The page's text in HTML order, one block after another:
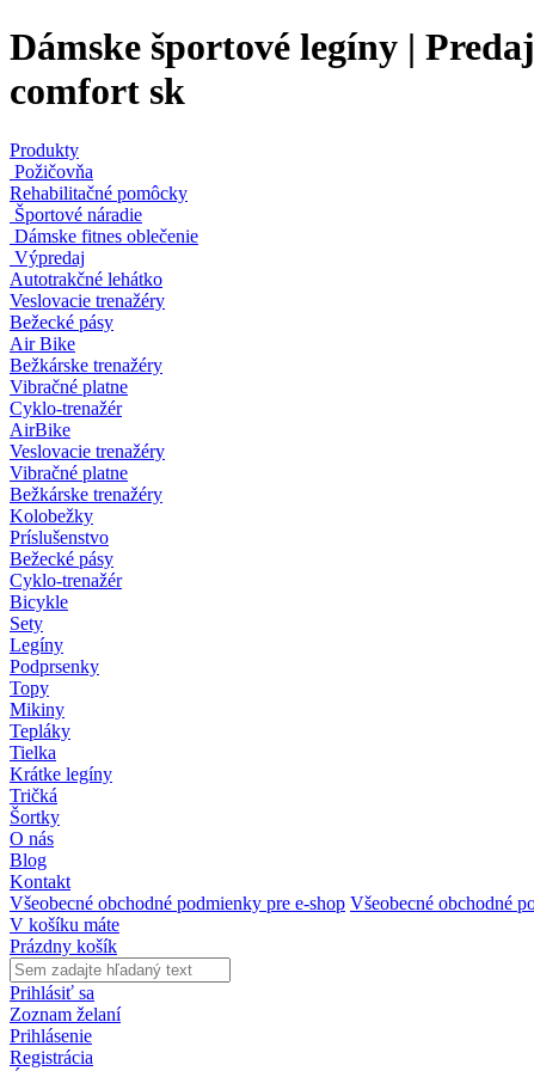
Dámske športové legíny |
comfort sk
Produkty
Požičovňa
Rehabilitačné pomôcky
Športové náradie
Dámske fitnes oblečenie
Výpredaj
Autotrakčné lehátko
Veslovacie trenažéry
Bežecké pásy
Air Bike
Bežkárske trenažéry
Vibračné platne
Cyklo-trenažér
AirBike
Veslovacie trenažéry
Vibračné platne
Bežkárske trenažéry
Kolobežky
Príslušenstvo
Bežecké pásy
Cyklo-trenažér
Bicykle
Sety
Legíny
Podprsenky
Topy
Mikiny
Tepláky
Tielka
Krátke legíny
Tričká
Šortky
O nás
Blog
Kontakt
Všeobecné obchodné podmienky pre e-shop Všeobecné obchodné
V košíku máte
Prázdny košík
Prihlásiť sa
Zoznam želaní
Prihlásenie
Registrácia